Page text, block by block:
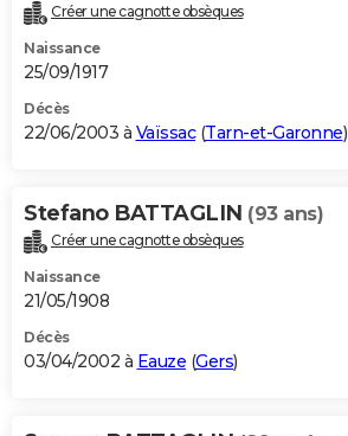
Créer une cagnotte obsèques
Naissance
25/09/1917
Décès
22/06/2003 à Vaïssac(Tarn-et-Garonne)
Stefano BATTAGLIN (93 ans)
Créer une cagnotte obsèques
Naissance
21/05/1908
Décès
03/04/2002 à Eauze (Gers)